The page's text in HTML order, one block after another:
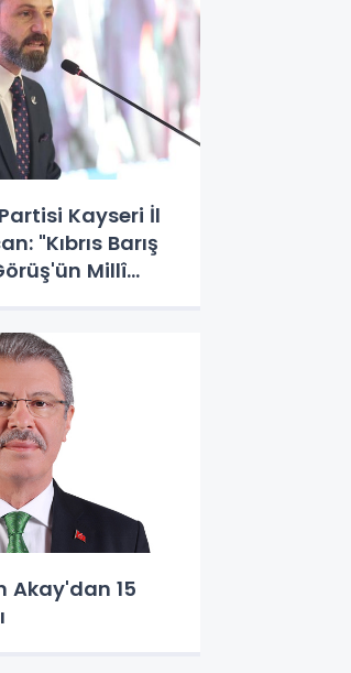
Kayseri İl
"Kıbrıs Barış
Millî
Akay'dan 15